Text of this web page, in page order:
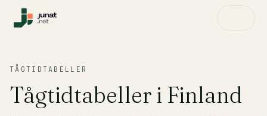
TÅGTIDTABELLER
Tågtidtabeller i Finland